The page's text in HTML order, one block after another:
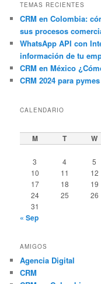
TEMAS RECIENTES
CRM en Colombia:
sus procesos
WhatsApp API con
información de tu
CRM en México
CRM 2024 para pymes
CALENDARIO
M T W
3
4 5
10
11 12
17
18 19
24
25 26
31
« Sep
AMIGOS
Agencia Digital
CRM